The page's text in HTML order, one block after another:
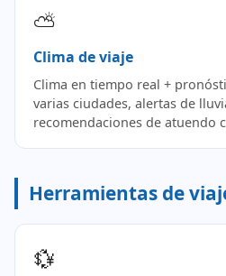
⛅
Clima de viaje
Clima en tiempo real +
varias ciudades, alertas de
recomendaciones de atuendo
Herramientas de
💱